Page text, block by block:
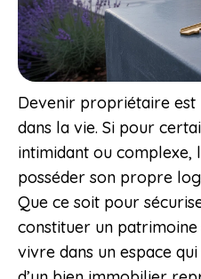
Devenir propriétaire
dans la vie. Si pour
intimidant ou complexe,
posséder son propre
Que ce soit pour
constituer un
vivre dans un espace